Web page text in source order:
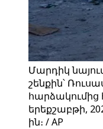
Մարդիկ
շենքին՝
հարձակումից
երեքշաբթի,
ին։ / AP